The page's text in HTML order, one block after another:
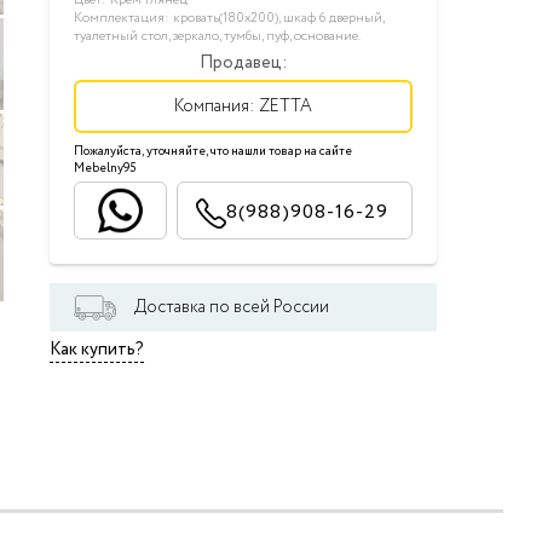
Комплектация: кровать(180х200), шкаф 6 дверный,
туалетный стол, зеркало, тумбы, пуф, основание.
Продавец:
Компания: ZETTA
Пожалуйста, уточняйте, что нашли товар на сайте
Mebelny95
8(988)908-16-29
Доставка по всей России
Как купить?